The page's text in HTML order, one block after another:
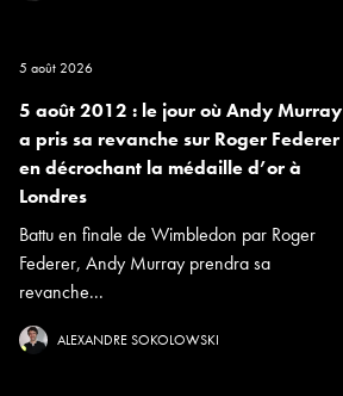
5 août 2026
5 août 2012 : le jour où Andy Murray
a pris sa revanche sur Roger Federer
en décrochant la médaille d’or à
Londres
Battu en finale de Wimbledon par Roger
Federer, Andy Murray prendra sa
revanche...
ALEXANDRE SOKOLOWSKI